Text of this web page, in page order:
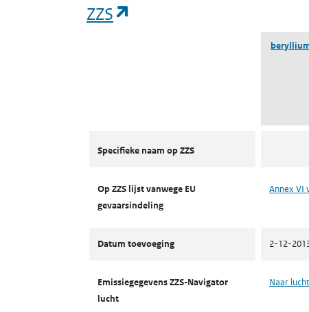
ZZS
Specifieke naam op ZZS
Op ZZS lijst vanwege EU
gevaarsindeling
Annex VI
Datum toevoeging 2-12-
Emissiegegevens ZZS-Navigator
lucht
Naar lucht